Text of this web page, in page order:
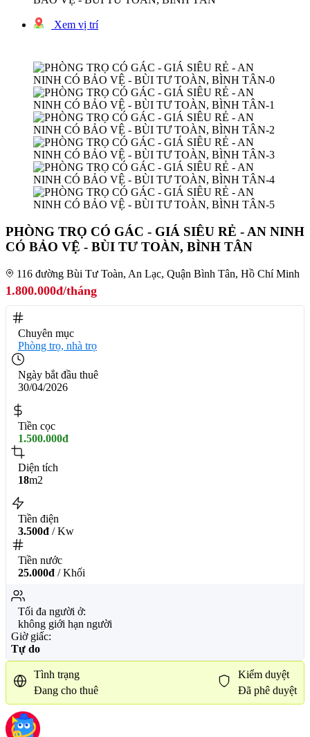
Xem vị trí
PHÒNG TRỌ CÓ GÁC - GIÁ SIÊU RẺ - AN NINH
CÓ BẢO VỆ - BÙI TƯ TOÀN, BÌNH TÂN
116 đường Bùi Tư Toàn, An Lạc, Quận Bình Tân, Hồ Chí Minh
1.800.000đ/tháng
Chuyên mục
Phòng trọ, nhà trọ
Ngày bắt đầu thuê
30/04/2026
Tiền cọc
1.500.000đ
Diện tích
18m2
Tiền điện
3.500đ / Kw
Tiền nước
25.000đ / Khối
Tối đa người ở:
không giới hạn người
Giờ giấc:
Tự do
Tình trạng
Đang cho thuê
Kiểm duyệt
Đã phê duyệt